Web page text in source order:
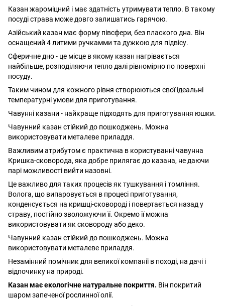
Казан жароміцний і має здатність утримувати тепло. В такому
посуді страва може довго залишатись гарячою.
Азійський казан має форму півсфери, без плаского дна. Він
оснащений 4 литими ручкамми та дужкою для підвісу.
Сферичне дно - це місце в якому казан нагрівається
найбільше, розподіляючи тепло далі рівномірно по поверхні
посуду.
Таким чином для кожного рівня створюються свої ідеальні
температурні умови для приготування.
Чавунні казани - найкраще підходять для приготування юшки.
Чавунний казан стійкий до пошкоджень. Можна
використовувати металеве приладдя.
Важливим атрибутом є практична в користуванні чавунна
Кришка-сковорода, яка добре прилягає до казана, не даючи
парі можливості вийти назовні.
Це важливо для таких процесів як тушкування і томління.
Волога, що випаровується в процесі приготування,
конденсується на кришці-сковороді і повертається назад у
страву, постійно зволожуючи її. Окремо її можна
використовувати як сковороду або деко.
Чавунний казан стійкий до пошкоджень. Можна
використовувати металеве приладдя.
Незамінний помічник для великої компанії в поході, на дачі і
відпочинку на природі.
Казан має екологічне натуральне покриття. Він покритий
шаром запеченої рослинної олії.